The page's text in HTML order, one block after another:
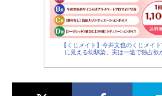
【くじメイト】今井文也のくじメイ
に見える幼馴染、実は一途で独占欲